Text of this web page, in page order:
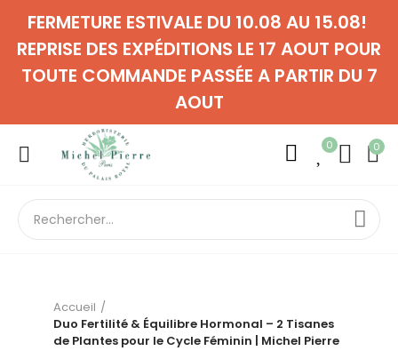
FERMETURE ESTIVALE DU 10.08 AU 15.08!
REPRISE DES EXPÉDITIONS LE 17 AOUT POUR
TOUTE COMMANDE PASSÉE A PARTIR DU 7
AOUT
0 0
Accueil
Duo Fertilité & Équilibre Hormonal – 2 Tisanes
de Plantes pour le Cycle Féminin | Michel Pierre